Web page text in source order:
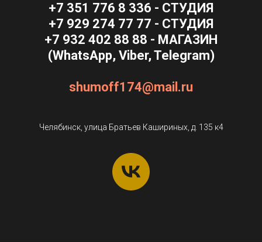
+7 351 776 8 336 - СТУДИЯ
+7 929 274 77 77 - СТУДИЯ
+7 932 402 88 88 - МАГАЗИН
(WhatsApp, Viber, Telegram)
shumoff174@mail.ru
Челябинск, улица Братьев Кашириных, д. 135 к4